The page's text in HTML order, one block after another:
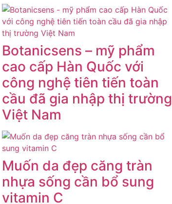
Botanicsens – mỹ phẩm
cao cấp Hàn Quốc với
công nghệ tiên tiến toàn
cầu đã gia nhập thị trường
Việt Nam
Muốn da đẹp căng tràn
nhựa sống cần bổ sung
vitamin C